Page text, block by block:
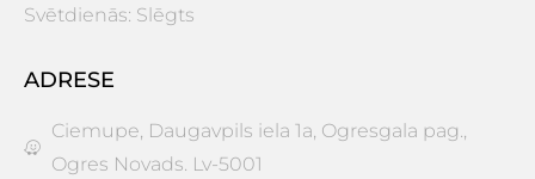
Svētdienās: Slēgts
ADRESE
Ciemupe, Daugavpils iela 1a, Ogresgala pag.,
Ogres Novads. Lv-5001